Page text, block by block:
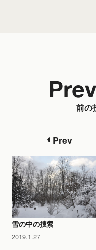
前の
Prev
雪の中の捜索
2019.1.27